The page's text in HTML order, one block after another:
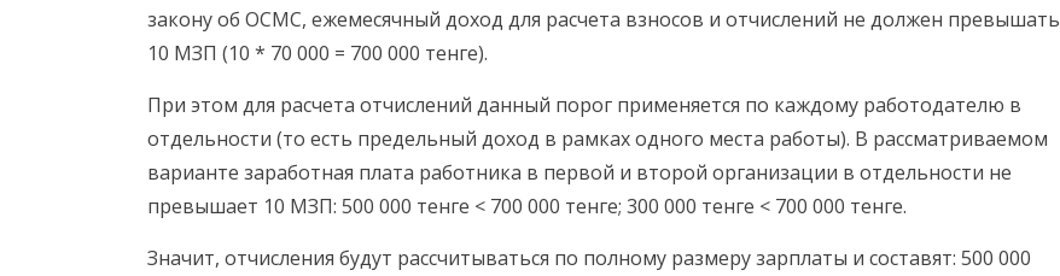
закону об ОСМС, ежемесячный доход для расчета взносов и отчислений не должен превышать
10 МЗП (10 * 70 000 = 700 000 тенге).
При этом для расчета отчислений данный порог применяется по каждому работодателю в
отдельности (то есть предельный доход в рамках одного места работы). В рассматриваемом
варианте заработная плата работника в первой и второй организации в отдельности не
превышает 10 МЗП: 500 000 тенге < 700 000 тенге; 300 000 тенге < 700 000 тенге.
Значит, отчисления будут рассчитываться по полному размеру зарплаты и составят: 500 000